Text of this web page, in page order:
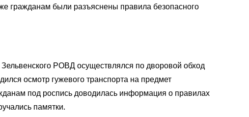
гражданам были разъяснены правила безопасного
РОВД осуществлялся по дворовой обход
осмотр гужевого транспорта на предмет
под роспись доводилась информация о правилах
памятки.